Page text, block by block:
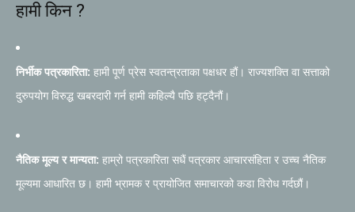
हामी किन ?
निर्भीक पत्रकारिता: हामी पूर्ण प्रेस स्वतन्त्रताका पक्षधर हौं। राज्यशक्ति वा सत्ताको
दुरुपयोग विरुद्ध खबरदारी गर्न हामी कहिल्यै पछि हट्दैनौं।
नैतिक मूल्य र मान्यता: हाम्रो पत्रकारिता सधैं पत्रकार आचारसंहिता र उच्च नैतिक
मूल्यमा आधारित छ। हामी भ्रामक र प्रायोजित समाचारको कडा विरोध गर्दछौं।